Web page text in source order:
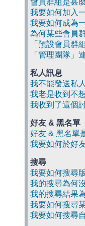
會員群組是甚
我要如何加入
我要如何成為
為何某些會員
「預設會員群
「管理團隊」
私人訊息
我不能發送私
我老是收到不
我收到了這個
好友 & 黑名單
好友 & 黑名單
我要如何於好
搜尋
我要如何搜尋
我的搜尋為何
我的搜尋結果
我要如何搜尋
我要如何搜尋